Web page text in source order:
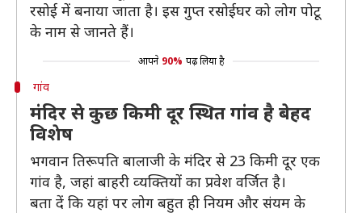
रसोई में बनाया जाता है। इस गुप्त रसोईघर को लोग पोटू
के नाम से जानते हैं।
आपने 90% पढ़ लिया है
गांव
मंदिर से कुछ किमी दूर स्थित गांव है बेहद
विशेष
भगवान तिरूपति बालाजी के मंदिर से 23 किमी दूर एक
गांव है, जहां बाहरी व्‍यक्तियों का प्रवेश वर्जित है।
बता दें कि यहां पर लोग बहुत ही नियम और संयम के